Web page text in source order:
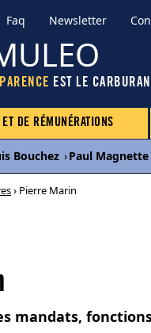
Faq Newsletter
EST LE
DE RÉMUNÉRATIONS
Bouchez ›Paul Magnette
› Pierre Marin
mandats,